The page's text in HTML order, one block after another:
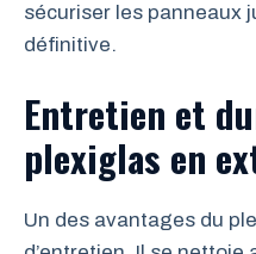
sécuriser les panneaux
définitive.
Entretien et
plexiglas en
Un des avantages du